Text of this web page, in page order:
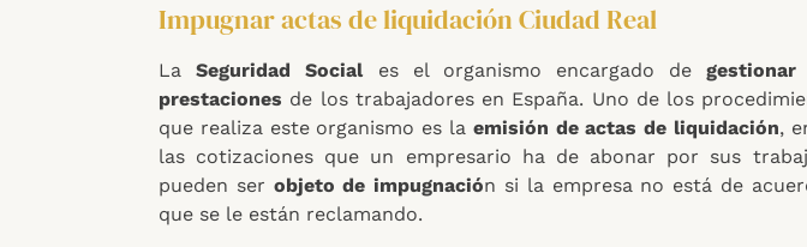
Impugnar actas de liquidación Ciudad Real
LaSeguridad Sociales el organismo encargado de
prestaciones de los trabajadores en España. Uno de los
que realiza este organismo es la emisión de actas de liquidación,
las cotizaciones que un empresario ha de abonar por sus
pueden ser objeto de impugnación si la empresa no está de
que se le están reclamando.